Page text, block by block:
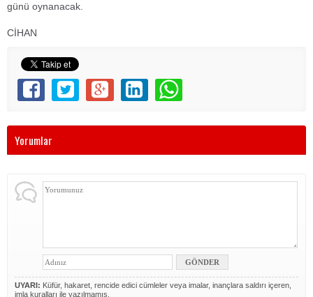
günü oynanacak.
CİHAN
Yorumlar
UYARI: Küfür, hakaret, rencide edici cümleler veya imalar, inançlara saldırı içeren,
imla kuralları ile yazılmamış,